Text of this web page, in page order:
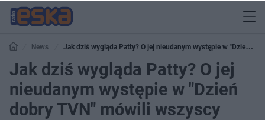
News
Jak dziś wygląda Patty? O jej nieudanym występie w "Dzień
dobry TVN" mówili wszyscy
Jak dziś wygląda Patty? O jej
nieudanym występie w "Dzień
dobry TVN" mówili wszyscy